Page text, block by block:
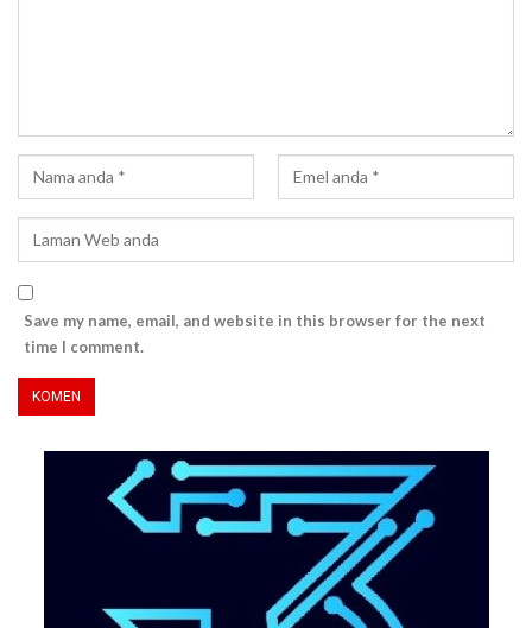
Save my name, email, and website in this browser for the next
time I comment.